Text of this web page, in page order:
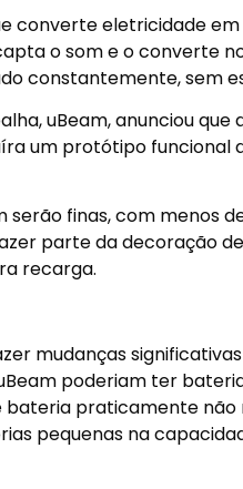
converte eletricidade
o som e o converte
constantemente, sem
uBeam, anunciou
um protótipo funcional
serão finas, com menos
parte da decoração
recarga.
mudanças
poderiam ter
praticamente não
pequenas na